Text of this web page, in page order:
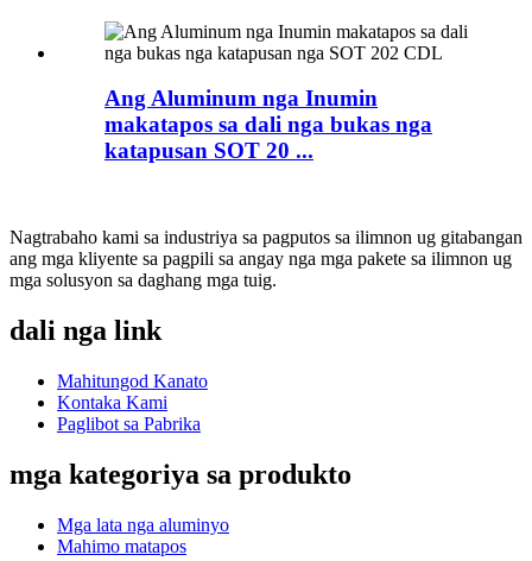
Ang Aluminum nga Inumin
makatapos sa dali nga bukas nga
katapusan SOT 20 ...
Nagtrabaho kami sa industriya sa pagputos sa ilimnon ug gitabangan
ang mga kliyente sa pagpili sa angay nga mga pakete sa ilimnon ug
mga solusyon sa daghang mga tuig.
dali nga link
Mahitungod Kanato
Kontaka Kami
Paglibot sa Pabrika
mga kategoriya sa produkto
Mga lata nga aluminyo
Mahimo matapos